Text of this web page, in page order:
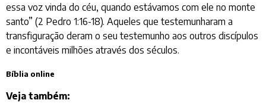
essa voz vinda do céu, quando estávamos com ele no monte
santo” (2 Pedro 1:16-18). Aqueles que testemunharam a
transfiguração deram o seu testemunho aos outros discípulos
e incontáveis milhões através dos séculos.
Bíblia online
Veja também: